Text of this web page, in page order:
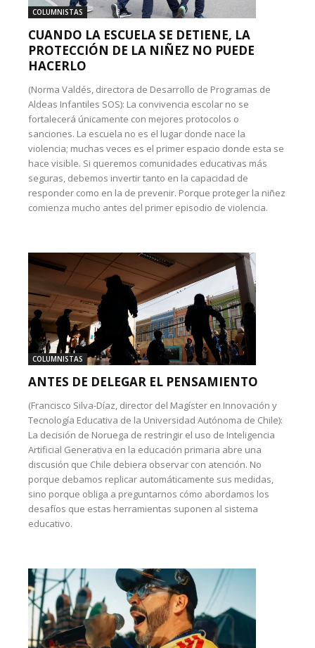
COLUMNISTAS
CUANDO LA ESCUELA SE DETIENE, LA
PROTECCIÓN DE LA NIÑEZ NO PUEDE
HACERLO
(Norma Valdés, directora de Desarrollo de Programas de
Aldeas Infantiles SOS): La convivencia escolar no se
fortalecerá únicamente con mejores protocolos o
sanciones. La escuela no es el lugar donde nace la
violencia; muchas veces es el primer espacio donde esta se
hace visible. Si queremos comunidades educativas más
seguras, debemos invertir tanto en la capacidad de
responder como en la de prevenir. Porque proteger la niñez
comienza mucho antes del primer episodio de violencia.
COLUMNISTAS
ANTES DE DELEGAR EL PENSAMIENTO
(Francisco Silva-Díaz, director del Magíster en Innovación y
Tecnología Educativa de la Universidad Autónoma de Chile):
La decisión de Noruega de restringir el uso de Inteligencia
Artificial Generativa en la educación primaria abre una
discusión que Chile debiera observar con atención. No
porque debamos replicar automáticamente sus medidas,
sino porque obliga a preguntarnos cómo abordamos los
desafíos que estas herramientas suponen al sistema
educativo.